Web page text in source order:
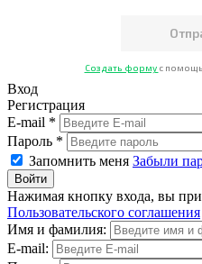
Создать форму с
Вход
Регистрация
E-mail *
Пароль *
Запомнить меня Забыли
Нажимая кнопку входа, вы
Пользовательского соглашения
Имя и фамилия:
E-mail: